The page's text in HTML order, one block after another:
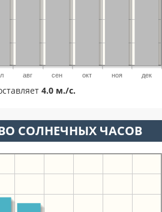
авг сен окт ноя дек
4.0 м./с.
СОЛНЕЧНЫХ ЧАСОВ